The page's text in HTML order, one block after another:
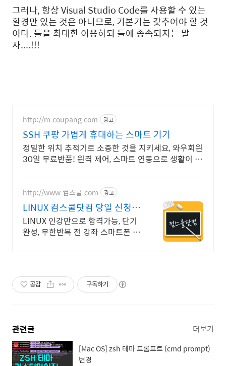
그러나, 항상 Visual Studio Code를 사용할 수 있는
환경만 있는 것은 아니므로, 기본기는 갖추어야 할 것
이다. 툴을 최대한 이용하되 툴에 종속되지는 말
자....!!!
http://m.coupang.com 광고
SSH 쿠팡 가볍게 휴대하는 스마트 기기
정밀한 위치 추적기로 소중한 것을 지키세요, 와우회원
30일 무료반품! 원격 제어, 스마트 연동으로 생활이 편
http://www.컴스쿨.com 광고
LINUX 컴스쿨닷컴 당일 신청&
결제시 기프티콘!
LINUX 인강만으로 합격가능, 단기
완성, 무한반복 전 강좌 스마트폰 학
공감 구독하기
관련글 더보기
[Mac OS] zsh 테마 프롬프트 (cmd prompt)
변경